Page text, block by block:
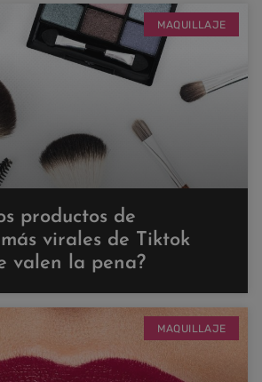
MAQUILLAJE
productos de
virales de Tiktok
valen la pena?
MAQUILLAJE